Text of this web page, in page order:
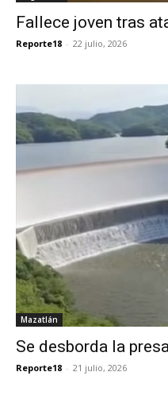
Fallece joven tras
Reporte18 - 22 julio, 2026
Mazatlán
Se desborda la
Reporte18 - 21 julio, 2026